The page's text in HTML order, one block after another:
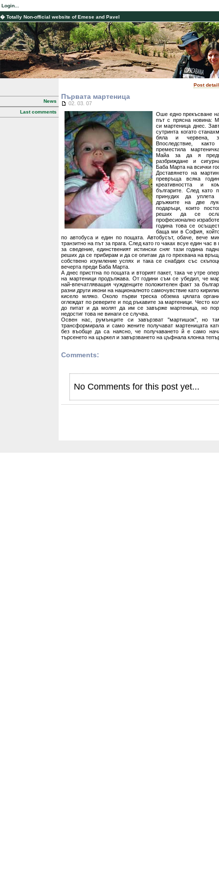
Login...
� Totally Non-official website of Emese and Pavel
News
Last comments
Post
Първата мартеница
02. 03. 07
Оше едно прекъсване
път с прясна новина:
си мартеница днес.
сутринта когато
бяла и червена,
Впоследствие,
преместила
Майа за да я
разбриждане и
Баба Марта на всички
Доставянето на
превръща всяка
креативността и
българите. След като
принудих да уплета
дръжките на две
подаръци, които
реших да се
професионално
година това се
баща ми в София, който
по автобуса и един по пощата. Автобусът, обаче, вече
транзитно на път за прага. След като го чаках всуе един час
за сведение, единственият истински сняг тази година
реших да се прибирам и да се опитам да го прехвана на
собствено изумление успях и така се снабдих със
вечерта преди Баба Марта.
А днес пристгна по пощата и вторият пакет, така че утре
на мартеници продължава. От години съм се убедил, че
най-впечатляващия чужденците положителен факт за
разни други икони на националното самочувствие като
кисело мляко. Около първи треска обзема цялата
оглеждат по реверите и под ръкавите за мартеници. Често
до питат и да молят да им се завърже мартеница, но
недостиг това не винаги се случва.
Освен нас, румънците си завързват "мартишок", но
трансформирала и само жените получават мартеницата
без въобще да са наясно, че получаването й е само
търсенето на щъркел и завързването на цъфнала клонка
Comments:
No Comments for this post yet...